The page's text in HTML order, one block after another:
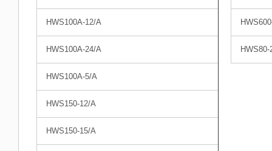
HWS100A-12/A
HWS100A-24/A
HWS100A-5/A
HWS150-12/A
HWS150-15/A
HWS80-